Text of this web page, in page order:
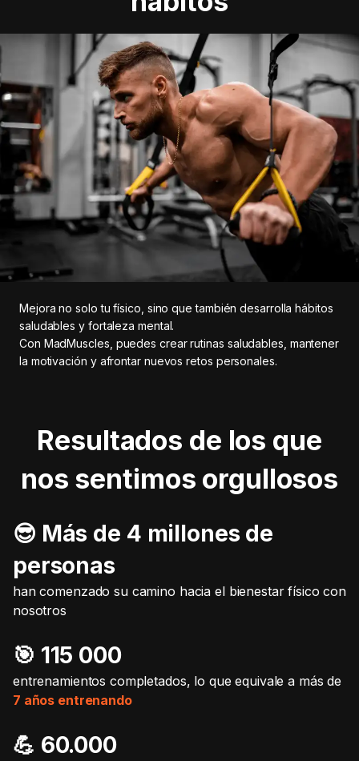
Mejora no solo tu físico, sino que también desarrolla hábitos
saludables y fortaleza mental.
Con MadMuscles, puedes crear rutinas saludables, mantener
la motivación y afrontar nuevos retos personales.
Resultados de los que
nos sentimos orgullosos
😎 Más de 4 millones de
personas
han comenzado su camino hacia el bienestar físico con
nosotros
🎯️ 115 000
entrenamientos completados, lo que equivale a más de
7 años entrenando
💪 60.000